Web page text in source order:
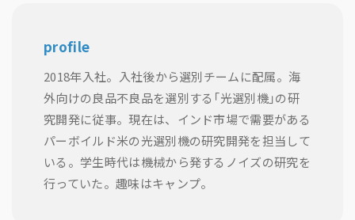
profile
2018年入社。入社後から選別チームに配属。海
外向けの良品不良品を選別する「光選別機」の研
究開発に従事。現在は、インド市場で需要がある
パーボイルド米の光選別機の研究開発を担当して
いる。学生時代は機械から発するノイズの研究を
行っていた。趣味はキャンプ。